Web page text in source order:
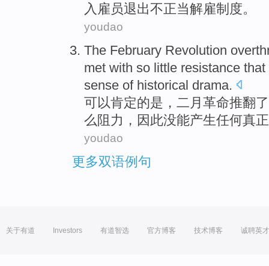
入 雇员退出不正当解雇制度。
youdao
The February Revolution
met with so little resistance that
sense of historical drama.
可以肯定的是， 二月 革命推翻了
么阻力 ， 因此没能产生任何真正
youdao
更多双语例句
关于有道 Investors 有道智选 官方博客 技术博客 诚聘英才